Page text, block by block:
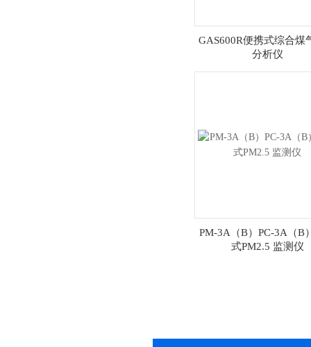
GAS600R便携式综合煤
分析仪
PM-3A（B）PC-3A（B
式PM2.5 监测仪